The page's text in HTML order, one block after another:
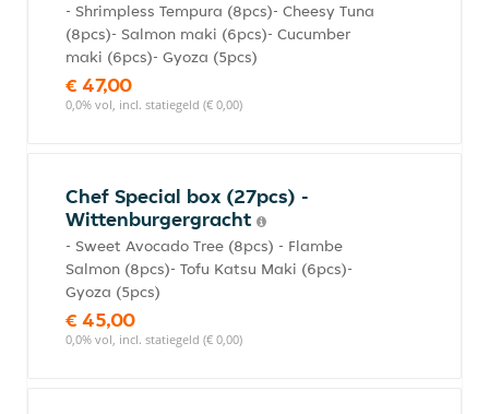
- Shrimpless Tempura (8pcs)- Cheesy Tuna
(8pcs)- Salmon maki (6pcs)- Cucumber
maki (6pcs)- Gyoza (5pcs)
€ 47,00
0,0% vol, incl. statiegeld (€ 0,00)
Chef Special box (27pcs) -
Wittenburgergracht
- Sweet Avocado Tree (8pcs) - Flambe
Salmon (8pcs)- Tofu Katsu Maki (6pcs)-
Gyoza (5pcs)
€ 45,00
0,0% vol, incl. statiegeld (€ 0,00)